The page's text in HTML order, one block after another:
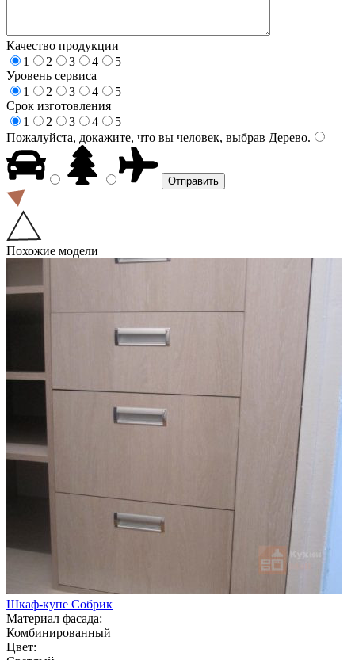
Качество продукции
1
2 3 4
5
Уровень сервиса
1
2 3 4
5
Срок изготовления
1
2 3 4
5
Пожалуйста, докажите, что вы человек, выбрав Дерево.
Похожие модели
Шкаф-купе Собрик
Материал фасада:
Комбинированный
Цвет: